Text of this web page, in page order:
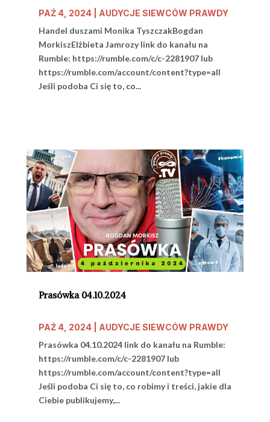
PAŹ 4, 2024| AUDYCJE SIEWCÓW PRAWDY
Handel duszami Monika TyszczakBogdan
MorkiszElżbieta Jamrozy link do kanału na
Rumble: https://rumble.com/c/c-2281907 lub
https://rumble.com/account/content?type=all
Jeśli podoba Ci się to, co...
Prasówka 04.10.2024
PAŹ 4, 2024| AUDYCJE SIEWCÓW PRAWDY
Prasówka 04.10.2024 link do kanału na Rumble:
https://rumble.com/c/c-2281907 lub
https://rumble.com/account/content?type=all
Jeśli podoba Ci się to, co robimy i treści, jakie dla
Ciebie publikujemy,...